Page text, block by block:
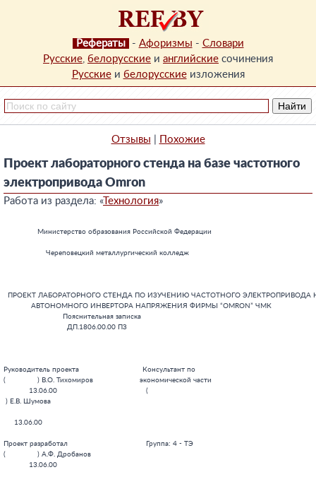
Рефераты - Афоризмы - Словари
Русские, белорусские и английские сочинения
Русскиеи белорусскиеизложения
Отзывы Похожие
Проект лабораторного стенда на базе частотного
электропривода Omron
Работа из раздела: «Технология»